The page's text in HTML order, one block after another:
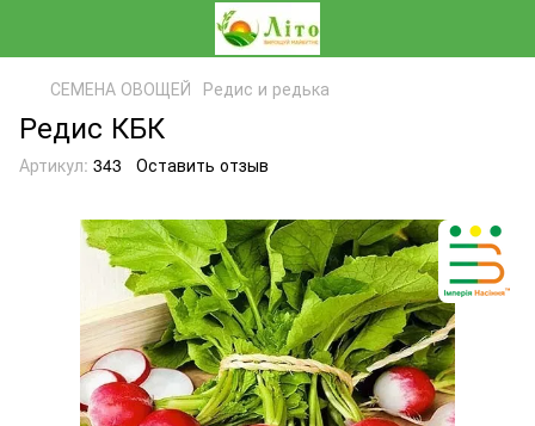
СЕМЕНА ОВОЩЕЙ Редис и редька
Редис КБК
Артикул: 343 Оставить отзыв